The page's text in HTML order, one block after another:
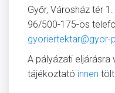
Győr, Városház tér
96/500-175-ös
gyoriertektar@gyor-
A pályázati
tájékoztató innen